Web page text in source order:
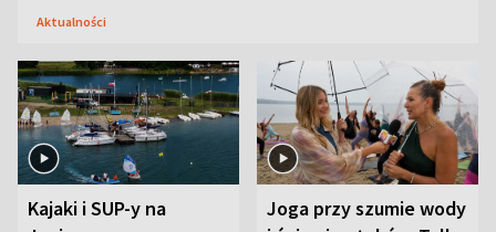
Aktualności
Kajaki i SUP-y na
Joga przy szumie wody